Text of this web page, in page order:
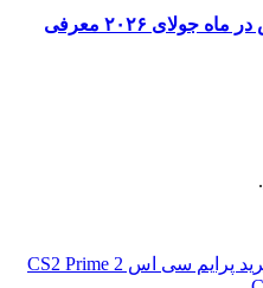
بازی‌های رایگان پلی استیشن پلاس در ماه جولای ۲۰۲۶ معرفی
.
خرید پرایم سی اس 2 CS2 Prime